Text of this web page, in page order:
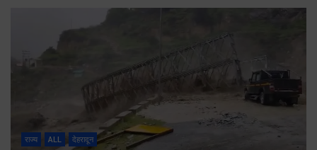
राज्य ALL देहरादून